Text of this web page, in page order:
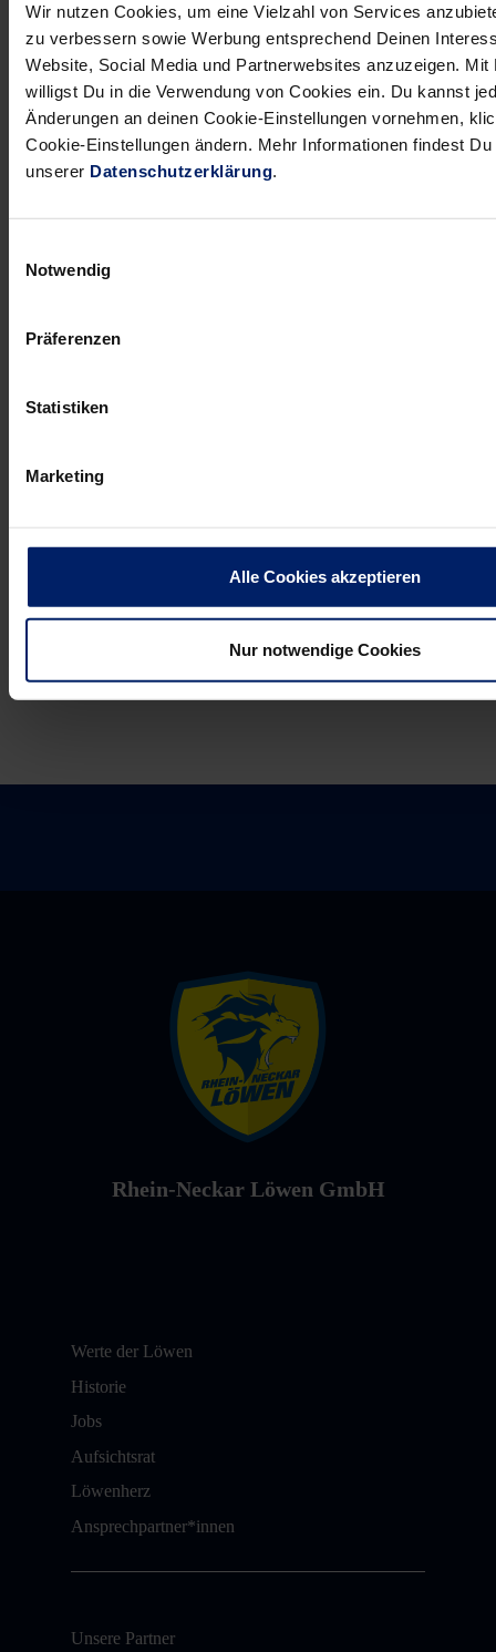
Wir nutzen Cookies, um eine Vielzahl von Services
zu verbessern sowie Werbung entsprechend Deinen
Website, Social Media und Partnerwebsites anzuzeigen. Mit
willigst Du in die Verwendung von Cookies ein. Du kannst
Änderungen an deinen Cookie-Einstellungen vornehmen,
Cookie-Einstellungen ändern. Mehr Informationen findest
unserer Datenschutzerklärung.
Notwendig
Präferenzen
Statistiken
Marketing
Alle Cookies akzeptieren
Nur notwendige Cookies
und zeigen, dass wir die Punkte in der SAP Arena
behalten wollen.
NEWSLETTER
Löwen Newsletter
navigation
blauen
schmerzen
gewarnt
(RNZ)
Rhein-Neckar Löwen GmbH
Werte der Löwen
Historie
Jobs
Aufsichtsrat
Löwenherz
Ansprechpartner*innen
Unsere Partner